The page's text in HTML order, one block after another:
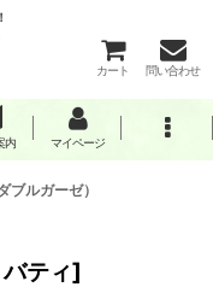
カート 問い合わせ
内 マイページ
ブルガーゼ）
ティ]